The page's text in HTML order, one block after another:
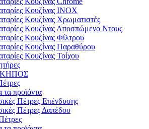
Κουζίνας INOX
Κουζίνας Χρωματιστές
Κουζίνας Αποσπώμενο Ντους
Κουζίνας Φίλτρου
Κουζίνας Παραθύρου
Κουζίνας Τοίχου
προϊόντα
Πέτρες Επένδυσης
Πέτρες Δαπέδου